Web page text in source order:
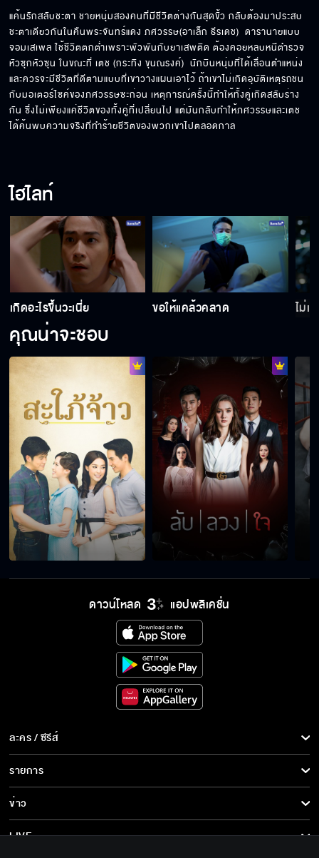
แค้นรักสลับชะตา ชายหนุ่มสองคนที่มีชีวิตต่างกันสุดขั้ว กลับต้องมาประสบ
ชะตาเดียวกันในคืนพระจันทร์แดง ภศวรรษ(อาเล็ก ธีรเดช)  ดารานายแบบ
จอมเสเพล ใช้ชีวิตตกต่ำเพราะพัวพันกับยาเสพติด ต้องคอยหลบหนีตำรวจ
หัวซุกหัวซุน ในขณะที่ เตช (กระทิง ขุนณรงค์)  นักบินหนุ่มที่ได้เลื่อนตำแหน่ง
และควรจะมีชีวิตที่ดีตามแบบที่เขาวางแผนเอาไว้ ถ้าเขาไม่เกิดอุบัติเหตุรถชน
กับมอเตอร์ไซค์ของภศวรรษซะก่อน เหตุการณ์ครั้งนี้ทำให้ทั้งคู่เกิดสลับร่าง
กัน ซึ่งไม่เพียงแค่ชีวิตของทั้งคู่ที่เปลี่ยนไป แต่มันกลับทำให้ภศวรรษและเตช
ได้ค้นพบความจริงที่ทำร้ายชีวิตของพวกเขาไปตลอดกาล
ไฮไลท์
เกิดอะไรขึ้นวะเนี่ย ขอให้แคล้วคลาด ไม่เ
คุณน่าจะชอบ
ดาวน์โหลด แอปพลิเคชั่น
ละคร / ซีรีส์
ละคร/ซีรีส์
ซีรีส์นานาชาติ
การ์ตูน & เกม
รายการ
รายการทั้งหมด
ข่าว
ข่าวทั้งหมด
LIVE